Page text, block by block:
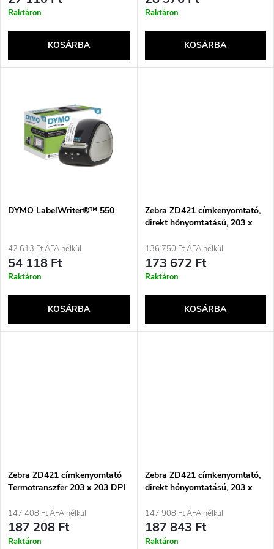
r
n
é
e
k
l
j
a
Raktáron
KOSÁRBA
Raktáron
KOSÁRBA
DYMO LabelWriter®™ 550
42 613 Ft ÁFA nélkül
54 118 Ft
Raktáron
KOSÁRBA
Zebra ZD421 címkenyomtató,
direkt hőnyomtatású, 203 x
és vezeték nélküli, Bluetooth
136 750 Ft ÁFA nélkül
173 672 Ft
Raktáron
KOSÁRBA
Zebra ZD421 címkenyomtató
Termotranszfer 203 x 203 DPI
147 408 Ft ÁFA nélkül
187 208 Ft
Raktáron
Zebra ZD421 címkenyomtató,
direkt hőnyomtatású, 203 x
nélküli
147 908 Ft ÁFA nélkül
187 843 Ft
Raktáron